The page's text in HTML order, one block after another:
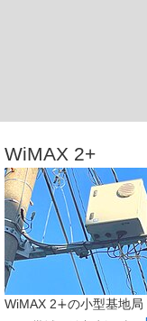
WiMAX 2+
WiMAX 2∔の小型基地局